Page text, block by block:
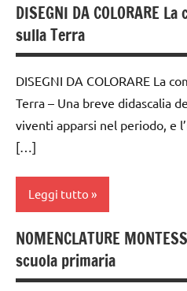
intuizione
del
passato
la
Preistoria
TUTTI GLI
ARGOMENTI
PER ETA'
TUTTI GLI
ARTICOLI
dai
6
anni
DOWNLOAD
COSMICA
DIDATTICA
MONTESSORI
la
Preistoria
materiale
DISEGNI DA COLORARE
sulla Terra
DISEGNI DA COLORARE La
Terra – Una breve didascalia
viventi apparsi nel periodo, e
[…]
Leggi tutto
dai
6
anni
NOMENCLATURE
scuola primaria